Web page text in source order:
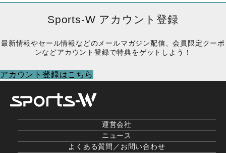
Sports-W アカウント登録
最新情報やセール情報などのメールマガジン配信、会員限定クーポ
ンなどアカウント登録で特典をゲットしよう！
アカウント登録はこちら
運営会社
ニュース
よくある質問／お問い合わせ